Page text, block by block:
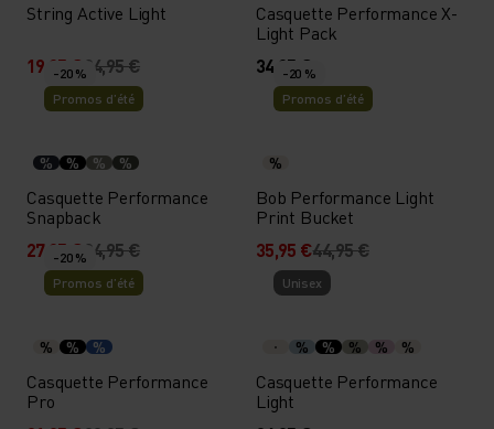
String Active Light
19,95 €24,95 €
Casquette Performance X-
Light Pack
34,95 €
-20 %
Promos d’été
% % % %
Casquette Performance
Snapback
27,95 €34,95 €
-20 %
Promos d’été
%
Bob Performance Light
Print Bucket
35,95 €44,95 €
-20 %
Promos d’été
% % %
Casquette Performance
Pro
Unisex
% % % % %
Casquette Performance
Light